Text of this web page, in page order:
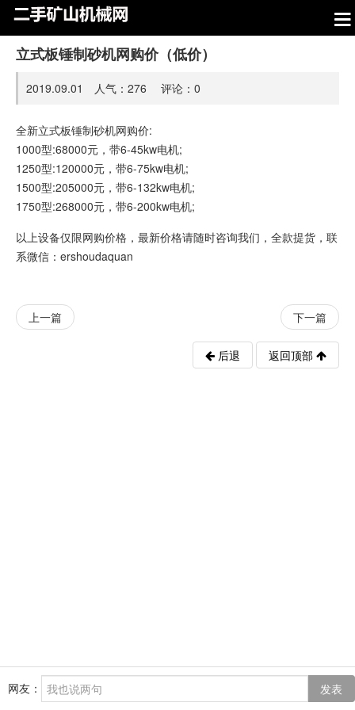
立式板锤制砂机网购价（低价）
2019.09.01 人气： 276 评论： 0
全新立式板锤制砂机网购价:
1000型:68000元，带6-45kw电机;
1250型:120000元，带6-75kw电机;
1500型:205000元，带6-132kw电机;
1750型:268000元，带6-200kw电机;
以上设备仅限网购价格，最新价格请随时咨询我们，全款提货，联
系微信：ershoudaquan
上一篇 下一篇
后退 返回顶部
网友： 发表